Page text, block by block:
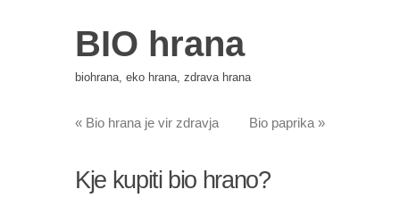
BIO hrana
biohrana, eko hrana, zdrava hrana
« Bio hrana je vir zdravja Bio paprika »
Kje kupiti bio hrano?